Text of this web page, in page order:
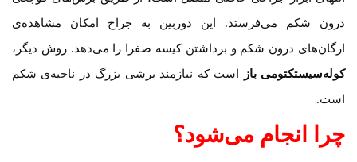
درون شکم می‌فرستد. این دوربین به جراح امکان مشاهده‌ی
ارگان‌های درون شکم و برداشتن کیسه صفرا را می‌دهد. روش دیگر،
کوله‌سیستکتومی باز
است که نیازمند برشی بزرگ در ناحیه‌ی شکم
است.
چرا انجام می‌شود؟